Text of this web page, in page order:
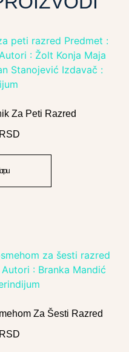
Za Peti Razred
RSD
Za Šesti Razred
RSD